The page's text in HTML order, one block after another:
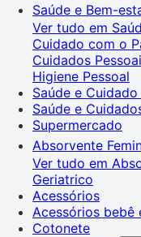
Saúde e Bem-
Ver tudo em
Cuidado com o
Cuidados
Higiene Pessoal
Saúde e Cuidado
Saúde e
Supermercado
Absorvente
Ver tudo em
Geriatrico
Acessórios
Acessórios bebê
Cotonete